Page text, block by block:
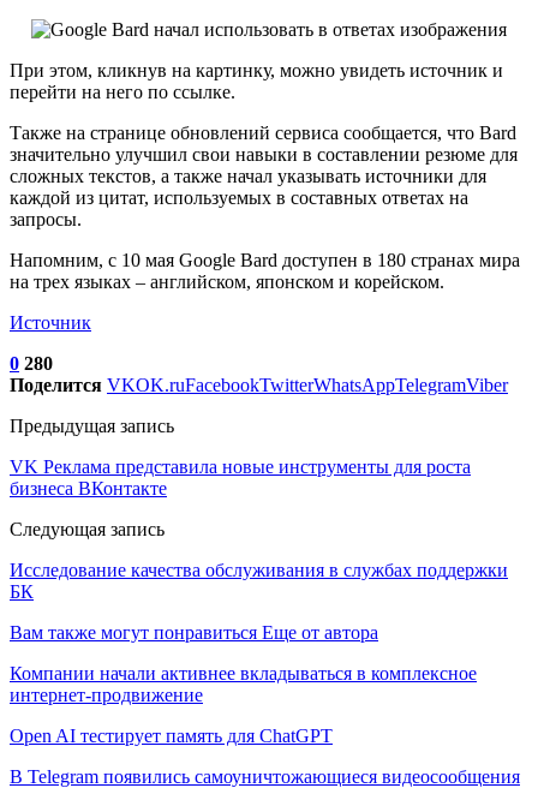
При этом, кликнув на картинку, можно увидеть источник и
перейти на него по ссылке.
Также на странице обновлений сервиса сообщается, что Bard
значительно улучшил свои навыки в составлении резюме для
сложных текстов, а также начал указывать источники для
каждой из цитат, используемых в составных ответах на
запросы.
Напомним, с 10 мая Google Bard доступен в 180 странах мира
на трех языках – английском, японском и корейском.
Источник
0 280
Поделится VKOK.ruFacebookTwitterWhatsAppTelegramViber
Предыдущая запись
VK Реклама представила новые инструменты для роста
бизнеса ВКонтакте
Следующая запись
Исследование качества обслуживания в службах поддержки
БК
Вам также могут понравиться Еще от автора
Компании начали активнее вкладываться в комплексное
интернет-продвижение
Open AI тестирует память для ChatGPT
В Telegram появились самоуничтожающиеся видеосообщения